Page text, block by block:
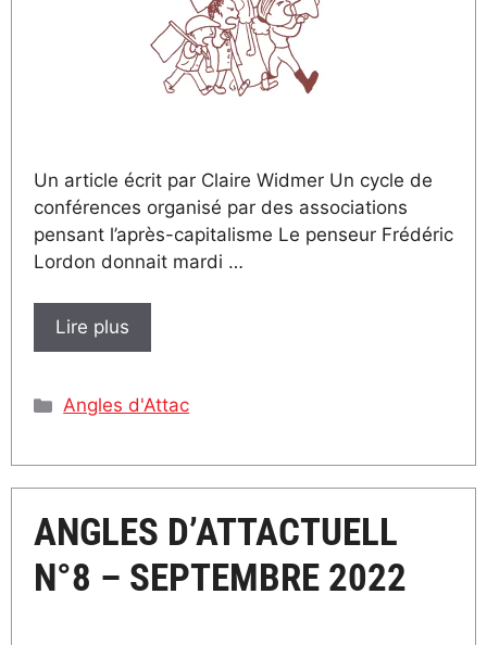
Un article écrit par Claire Widmer Un cycle de
conférences organisé par des associations
pensant l’après-capitalisme Le penseur Frédéric
Lordon donnait mardi …
Lire plus
Catégories
Angles d'Attac
ANGLES D’ATTACTUELL
N°8 – SEPTEMBRE 2022